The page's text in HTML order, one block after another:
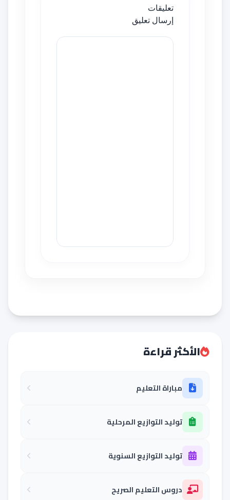
تعليقات
إرسال تعليق
الأكثر قراءة
مباراة التعليم
توليد التوازيع المرحلية
توليد التوازيع السنوية
دروس التعليم الصريح